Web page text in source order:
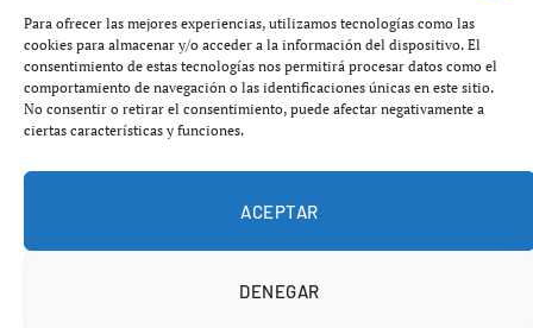
Para ofrecer las mejores experiencias, utilizamos tecnologías como las
cookies para almacenar y/o acceder a la información del dispositivo. El
consentimiento de estas tecnologías nos permitirá procesar datos como el
comportamiento de navegación o las identificaciones únicas en este sitio.
No consentir o retirar el consentimiento, puede afectar negativamente a
ciertas características y funciones.
ACEPTAR
DENEGAR
agosto 8, 2026
Ana Belén y Víctor Manuel: la crisis
financiera tras Ion Films
© 2026 El Vértice, tu canal de noticias en español